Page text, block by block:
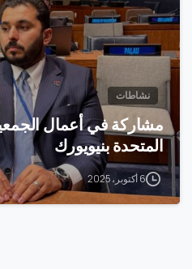
نشاطات
مشاركة في أعمال
المتحدة بنيويورك
6 أكتوبر، 2025